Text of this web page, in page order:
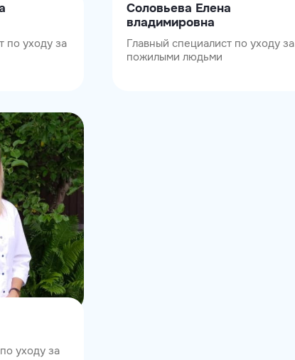
по уходу за
Соловьева Елена
владимировна
Главный специалист по уходу за
пожилыми людьми
уходу за